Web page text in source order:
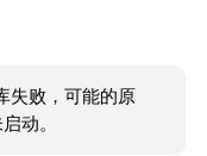
失败，可能的原
动。